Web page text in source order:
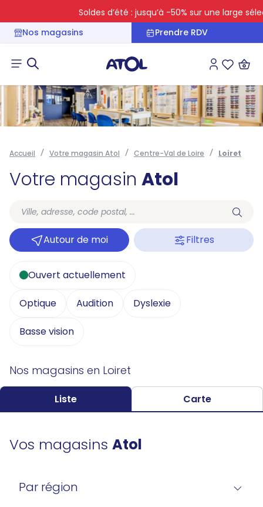
Soldes d’été : jusqu’à -50% sur une large
Nos magasins
Prendre RDV
Connexion
Accueil Votre magasin Atol Centre-Val de Loire Loiret
Votre magasin Atol
Autour de moi Filtres
Ouvert actuellement
Optique Audition Dyslexie
Basse vision
Nos magasins en Loiret
Liste Carte
Vos magasins Atol
Par région